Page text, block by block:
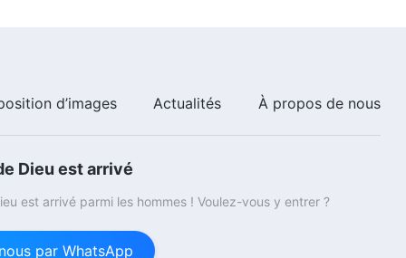
d’images Actualités À propos de nous
Dieu est arrivé
est arrivé parmi les hommes ! Voulez-vous y entrer ?
par WhatsApp